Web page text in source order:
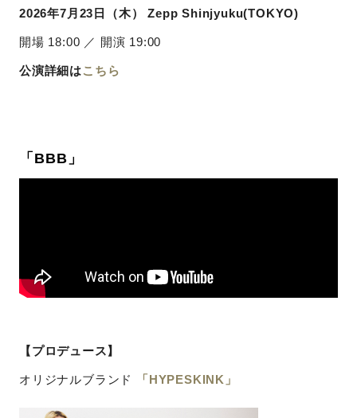
2026年7月23 日（木） Zepp Shinjyuku(TOKYO)
開場 18:00 ／ 開演 19:00
公演詳細はこちら
「BBB」
【プロデュース】
オリジナルブランド 「HYPESKINK」